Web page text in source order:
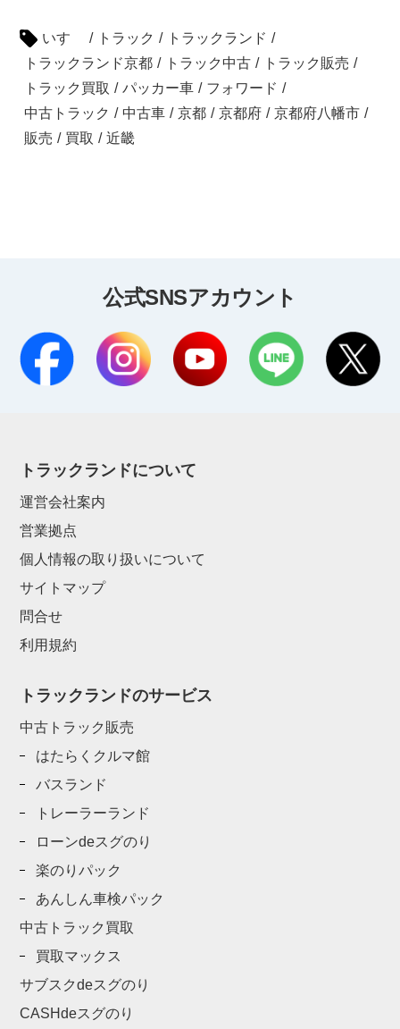
いすゞ / トラック / トラックランド /
トラックランド京都 / トラック中古 / トラック販売 /
トラック買取 / パッカー車 / フォワード /
中古トラック / 中古車 / 京都 / 京都府 / 京都府八幡市 /
販売 / 買取 / 近畿
公式SNSアカウント
トラックランドについて
運営会社案内
営業拠点
個人情報の取り扱いについて
サイトマップ
問合せ
利用規約
トラックランドのサービス
中古トラック販売
はたらくクルマ館
バスランド
トレーラーランド
ローンdeスグのり
楽のりパック
あんしん車検パック
中古トラック買取
買取マックス
サブスクdeスグのり
CASHdeスグのり